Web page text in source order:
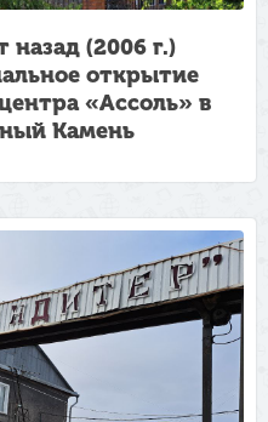
назад (2006 г.)
открытие
«Ассоль» в
Камень